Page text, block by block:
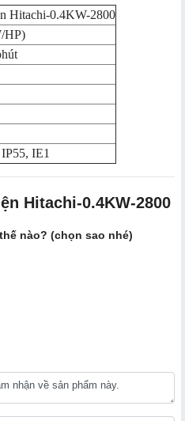
Hitachi-0.4KW-2800
HP)
IE1
Hitachi-0.4KW-2800
nào? (chọn sao nhé)